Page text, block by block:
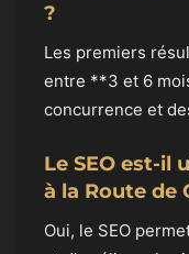
?
Les premiers
entre **3 et 6
concurrence et
Le SEO est-il
à la Route de
Oui, le SEO